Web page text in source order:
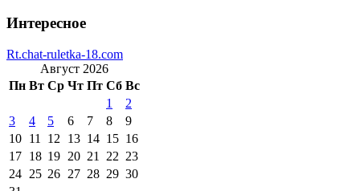
Интересное
Rt.chat-ruletka-18.com
Август 2026
Пн Вт Ср Чт Пт Сб Вс
1
2
3
4 5 6 7 8
9
10 11 12 13 14 15 16
17 18 19 20 21 22 23
24 25 26 27 28 29 30